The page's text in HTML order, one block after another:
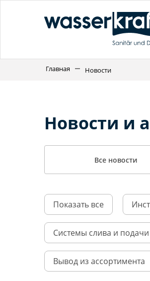
Главная Новости
Новости и
Все новости
Показать все
Системы слива и
Вывод из ассортимента